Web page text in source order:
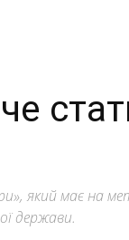
який має на меті
держави.